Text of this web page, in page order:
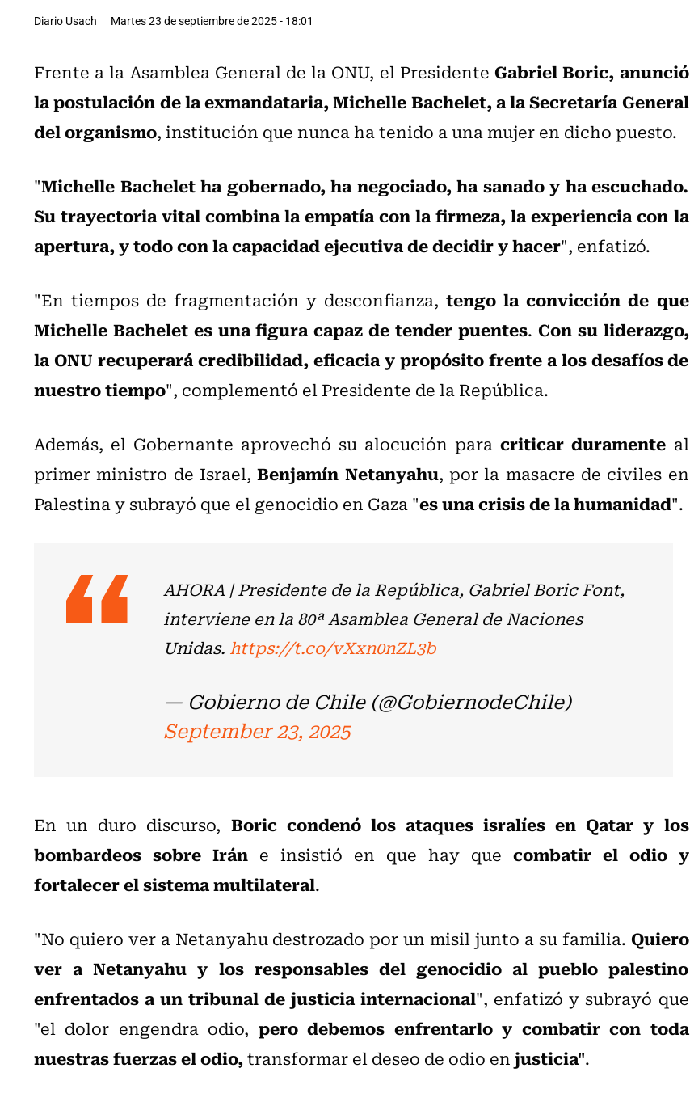
Diario Usach Martes 23 de septiembre de 2025 - 18:01
Frente a la Asamblea General de la ONU, el PresidenteGabriel Boric, anunció
la postulación de la exmandataria, Michelle Bachelet, a la Secretaría General
del organismo, institución que nunca ha tenido a una mujer en dicho puesto.
"Michelle Bachelet ha gobernado, ha negociado, ha sanado y ha escuchado.
Su trayectoria vital combina la empatía con la firmeza, la experiencia con la
apertura, y todo con la capacidad ejecutiva de decidir y hacer", enfatizó.
"En tiempos de fragmentación y desconfianza,tengo la convicción de que
Michelle Bachelet es una figura capaz de tender puentes. Con su liderazgo,
la ONU recuperará credibilidad, eficacia y propósito frente a los desafíos de
nuestro tiempo", complementó el Presidente de la República.
Además, el Gobernante aprovechó su alocución paracriticar duramente al
primer ministro de Israel,Benjamín Netanyahu, por la masacre de civiles en
Palestina y subrayó que el genocidio en Gaza "es una crisis de la humanidad".
AHORA | Presidente de la República, Gabriel Boric Font,
interviene en la 80ª Asamblea General de Naciones
Unidas. https://t.co/vXxn0nZL3b
— Gobierno de Chile (@GobiernodeChile)
September 23, 2025
En un duro discurso, Boric condenó los ataques isralíes en Qatar y los
bombardeos sobre Iráne insistió en que hay que combatir el odio y
fortalecer el sistema multilateral.
"No quiero ver a Netanyahu destrozado por un misil junto a su familia. Quiero
ver a Netanyahu y los responsables del genocidio al pueblo palestino
enfrentados a un tribunal de justicia internacional", enfatizó y subrayó que
"el dolor engendra odio, pero debemos enfrentarlo y combatir con toda
nuestras fuerzas el odio,transformar el deseo de odio enjusticia".